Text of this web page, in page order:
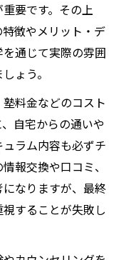
要です。その上
徴やメリット・デ
通じて実際の雰囲
ょう。
料金などのコスト
自宅からの通いや
ラム内容も必ずチ
報交換や口コミ、
なりますが、最終
することが失敗し